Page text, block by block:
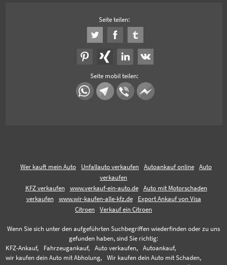
Seite teilen:
Seite mobil teilen:
Wer kauft mein Auto Unfallauto verkaufen Autoankauf online
Auto
verkaufen
KFZ verkaufen
www.verkauf-ein-auto.de
Auto mit Motorschaden
verkaufen
www.wir-kaufen-alle-kfz.de
Export Ankauf von Visa
Citroen
Verkauf ein Citroen
Wenn Sie sich unter den aufgeführten Suchbegriffen wiederfinden oder zu uns
gefunden haben, sind Sie richtig:
KFZ-Ankauf,
Fahrzeugankauf, Auto verkaufen,
Autoankauf,
wir kaufen dein Auto mit Abholung,
Wir kaufen dein Auto mit Schaden,